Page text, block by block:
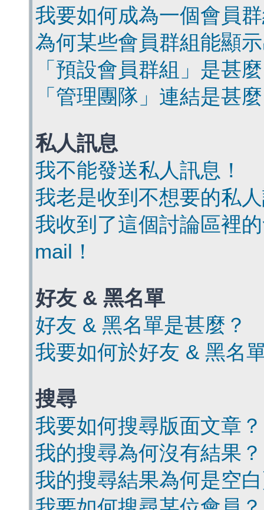
我要如何成為一個會員
為何某些會員群組能顯
「預設會員群組」是甚
「管理團隊」連結是甚
私人訊息
我不能發送私人訊息！
我老是收到不想要的私
我收到了這個討論區裡
mail！
好友 & 黑名單
好友 & 黑名單是甚麼？
我要如何於好友 & 黑名
搜尋
我要如何搜尋版面文章？
我的搜尋為何沒有結果？
我的搜尋結果為何是空